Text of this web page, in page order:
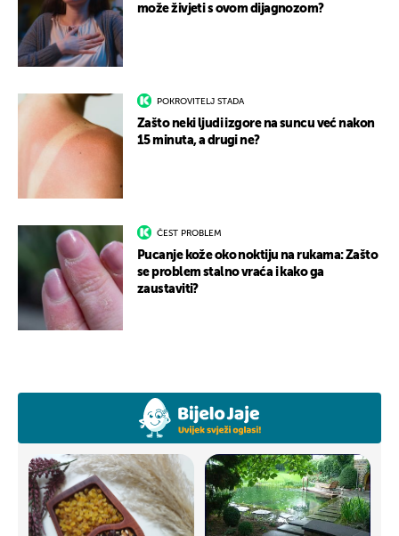
može živjeti s ovom dijagnozom?
POKROVITELJ STADA
Zašto neki ljudi izgore na suncu već nakon
15 minuta, a drugi ne?
ČEST PROBLEM
Pucanje kože oko noktiju na rukama: Zašto
se problem stalno vraća i kako ga
zaustaviti?